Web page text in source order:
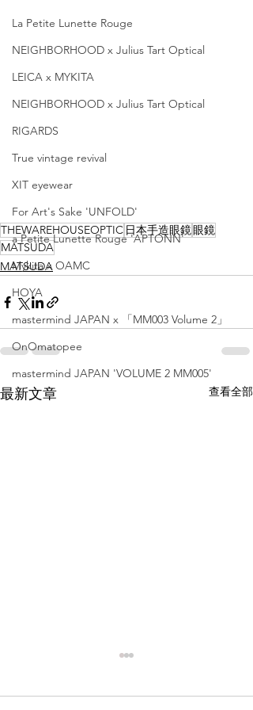
La Petite Lunette Rouge
NEIGHBORHOOD x Julius Tart Optical
LEICA x MYKITA
NEIGHBORHOOD x Julius Tart Optical
RIGARDS
True vintage revival
XIT eyewear
For Art's Sake 'UNFOLD'
a Petite Lunette Rouge 'APTONN'
Mykita x OAMC
HOYA
mastermind JAPAN x 「MM003 Volume 2」
OnOmatopee
mastermind JAPAN 'VOLUME 2 MM005'
THEWAREHOUSEOPTIC 日本手造眼鏡眼鏡
MATSUDA
MATSUDA
最新文章 查看全部